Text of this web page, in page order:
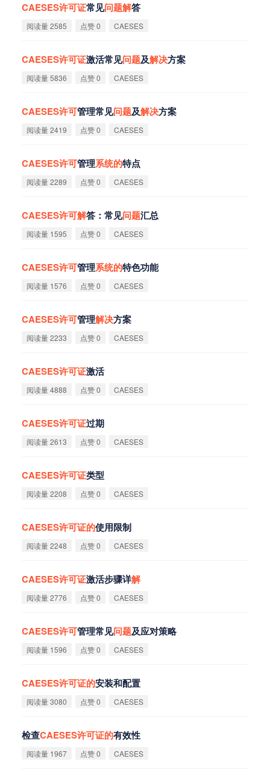
CAESES许可证常见问题解答
阅读量 2585 点赞 0 CAESES
CAESES许可证激活常见问题及解决方案
阅读量 5836 点赞 0 CAESES
CAESES许可管理常见问题及解决方案
阅读量 2419 点赞 0 CAESES
CAESES许可管理系统的特点
阅读量 2289 点赞 0 CAESES
CAESES许可解答：常见问题汇总
阅读量 1595 点赞 0 CAESES
CAESES许可管理系统的特色功能
阅读量 1576 点赞 0 CAESES
CAESES许可管理解决方案
阅读量 2233 点赞 0 CAESES
CAESES许可证激活
阅读量 4888 点赞 0 CAESES
CAESES许可证过期
阅读量 2613 点赞 0 CAESES
CAESES许可证类型
阅读量 2208 点赞 0 CAESES
CAESES许可证的使用限制
阅读量 2248 点赞 0 CAESES
CAESES许可证激活步骤详解
阅读量 2776 点赞 0 CAESES
CAESES许可管理常见问题及应对策略
阅读量 1596 点赞 0 CAESES
CAESES许可证的安装和配置
阅读量 3080 点赞 0 CAESES
检查CAESES许可证的有效性
阅读量 1967 点赞 0 CAESES